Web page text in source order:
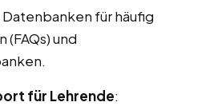
für häufig
und
für Lehrende: